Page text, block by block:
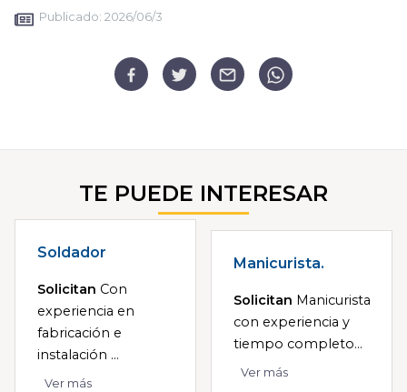
Publicado: 2026/06/3
TE PUEDE INTERESAR
Soldador
Solicitan Con
experiencia en
fabricación e
instalación ...
Ver más
Manicurista.
Solicitan Manicurista
con experiencia y
tiempo completo...
Ver más